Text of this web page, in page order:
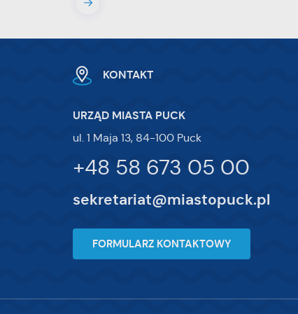
KONTAKT
URZĄD MIASTA PUCK
ul. 1 Maja 13, 84-100 Puck
+48 58 673 05 00
sekretariat@miastopuck.pl
FORMULARZ KONTAKTOWY